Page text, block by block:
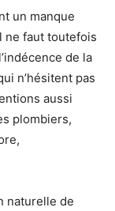
un manque
ne faut toutefois
de la
n’hésitent pas
aussi
plombiers,
naturelle de